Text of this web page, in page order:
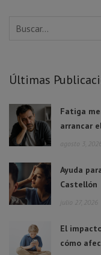
Últimas
Fatiga
arrancar
agosto 3, 2026
Ayuda
Castellón
julio 27, 2026
El
cómo